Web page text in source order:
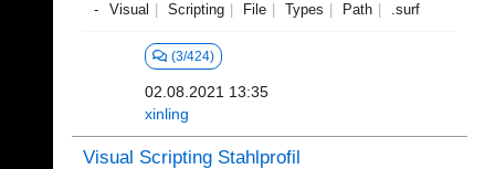
Visual
Scripting File Types Path .surf
(3/424)
02.08.2021 13:35
xinling
Visual Scripting Stahlprofil